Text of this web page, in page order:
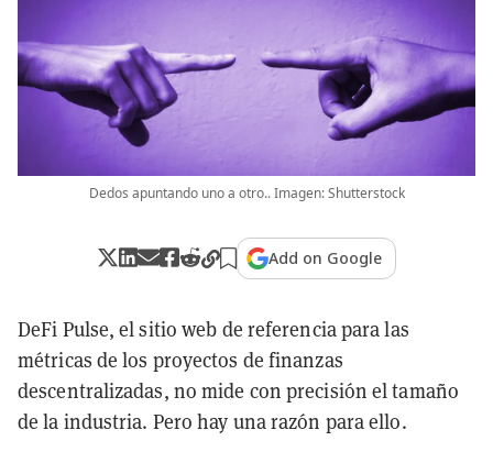
Dedos apuntando uno a otro.. Imagen: Shutterstock
Add on Google
DeFi Pulse, el sitio web de referencia para las
métricas de los proyectos de finanzas
descentralizadas, no mide con precisión el tamaño
de la industria. Pero hay una razón para ello.